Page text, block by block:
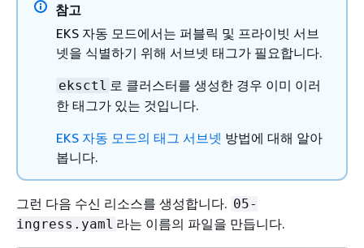
참고
EKS 자동 모드에서는 퍼블릭 및 프라이빗 서브
넷을 식별하기 위해 서브넷 태그가 필요합니다.
eksctl 로 클러스터를 생성한 경우 이미 이러
한 태그가 있는 것입니다.
EKS 자동 모드의 태그 서브넷 방법에 대해 알아
봅니다.
그런 다음 수신 리소스를 생성합니다. 05-
ingress.yaml 라는 이름의 파일을 만듭니다.